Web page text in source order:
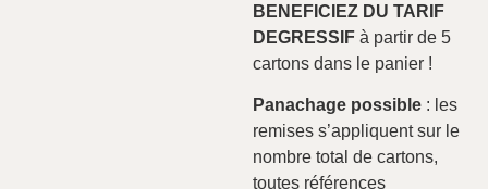
BENEFICIEZ DU TARIF
DEGRESSIFà partir de 5
cartons dans le panier !
Panachage possible: les
remises s’appliquent sur le
nombre total de cartons,
toutes références